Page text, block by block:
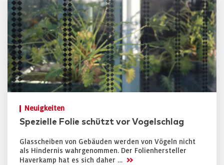
Neuigkeiten
Spezielle Folie schützt vor Vogelschlag
Glasscheiben von Gebäuden werden von Vögeln nicht
als Hindernis wahrgenommen. Der Folienhersteller
Haverkamp hat es sich daher … >>